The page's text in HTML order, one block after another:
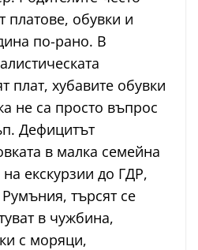
платове, обувки и
по-рано. В
плат, хубавите обувки
не са просто въпрос
Дефицитът
в малка семейна
на екскурзии до ГДР,
търсят се
в чужбина,
с моряци,